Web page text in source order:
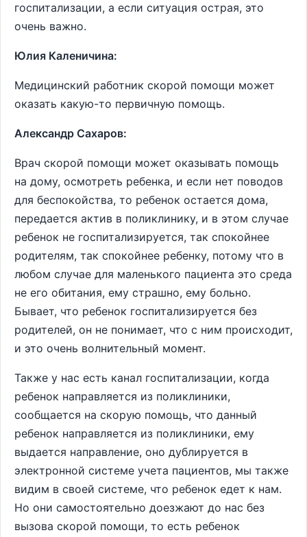
госпитализации, а если ситуация острая, это
очень важно.
Юлия Каленичина:
Медицинский работник скорой помощи может
оказать какую-то первичную помощь.
Александр Сахаров:
Врач скорой помощи может оказывать помощь
на дому, осмотреть ребенка, и если нет поводов
для беспокойства, то ребенок остается дома,
передается актив в поликлинику, и в этом случае
ребенок не госпитализируется, так спокойнее
родителям, так спокойнее ребенку, потому что в
любом случае для маленького пациента это среда
не его обитания, ему страшно, ему больно.
Бывает, что ребенок госпитализируется без
родителей, он не понимает, что с ним происходит,
и это очень волнительный момент.
Также у нас есть канал госпитализации, когда
ребенок направляется из поликлиники,
сообщается на скорую помощь, что данный
ребенок направляется из поликлиники, ему
выдается направление, оно дублируется в
электронной системе учета пациентов, мы также
видим в своей системе, что ребенок едет к нам.
Но они самостоятельно доезжают до нас без
вызова скорой помощи, то есть ребенок